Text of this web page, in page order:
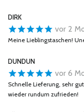
DIRK
vor 2
Meine Lieblingstaschen!
DUNDUN
vor 6
Schnelle Lieferung, sehr
wieder rundum zufrieden!